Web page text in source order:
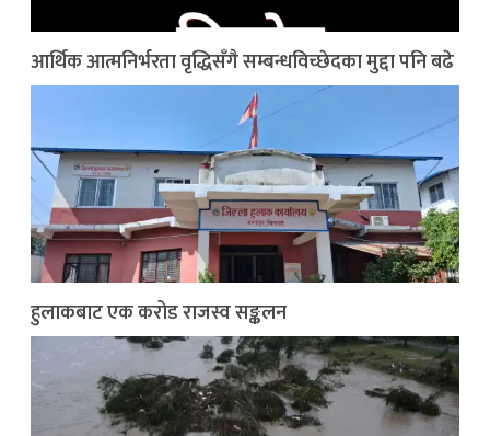
आर्थिक आत्मनिर्भरता वृद्धिसँगै सम्बन्धविच्छेदका मुद्दा पनि बढे
हुलाकबाट एक करोड राजस्व सङ्कलन